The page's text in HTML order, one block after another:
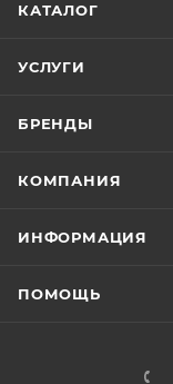
КАТАЛОГ
УСЛУГИ
БРЕНДЫ
КОМПАНИЯ
ИНФОРМАЦИЯ
ПОМОЩЬ